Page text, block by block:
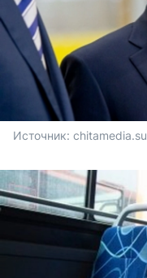
Источник: chitamedia.su